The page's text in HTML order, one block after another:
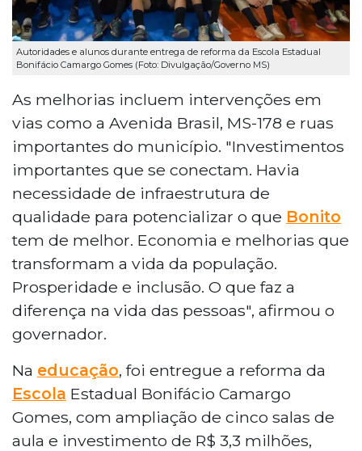
Autoridades e alunos durante entrega de reforma da Escola Estadual
Bonifácio Camargo Gomes (Foto: Divulgação/Governo MS)
As melhorias incluem intervenções em
vias como a Avenida Brasil, MS-178 e ruas
importantes do município. "Investimentos
importantes que se conectam. Havia
necessidade de infraestrutura de
qualidade para potencializar o que Bonito
tem de melhor. Economia e melhorias que
transformam a vida da população.
Prosperidade e inclusão. O que faz a
diferença na vida das pessoas", afirmou o
governador.
Na educação, foi entregue a reforma da
Escola Estadual Bonifácio Camargo
Gomes, com ampliação de cinco salas de
aula e investimento de R$ 3,3 milhões,